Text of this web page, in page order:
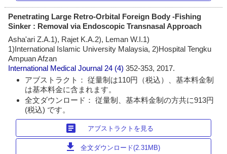
Penetrating Large Retro-Orbital Foreign Body -Fishing
Sinker : Removal via Endoscopic Transnasal Approach
Asha'ari Z.A.1), Rajet K.A.2), Leman W.I.1)
1)International Islamic University Malaysia, 2)Hospital Tengku
Ampuan Afzan
International Medical Journal 24 (4)352-353, 2017.
アブストラクト： 従量制は110円（税込）、基本料金制
は基本料金に含まれます。
全文ダウンロード： 従量制、基本料金制の方共に913円
(税込) です。
article アブストラクトを見る
download 全文ダウンロード(2.31MB)